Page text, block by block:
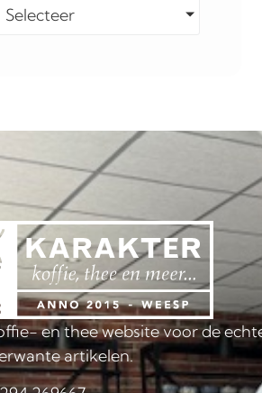
Selecteer
en thee website voor de
artikelen.